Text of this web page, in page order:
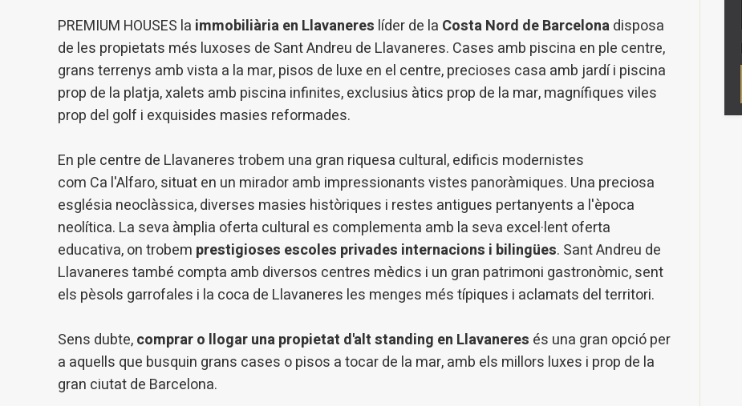
PREMIUM HOUSES la immobiliària en Llavaneres líder de la Costa Nord de Barcelonadisposa
de les propietats més luxoses de Sant Andreu de Llavaneres. Cases amb piscina en ple centre,
grans terrenys amb vista a la mar, pisos de luxe en el centre, precioses casa amb jardí i piscina
prop de la platja, xalets amb piscina infinites, exclusius àtics prop de la mar, magnífiques viles
prop del golf i exquisides masies reformades.
En ple centre de Llavaneres trobem una gran riquesa cultural, edificis modernistes
com Ca l'Alfaro, situat en un mirador amb impressionants vistes panoràmiques. Una preciosa
església neoclàssica, diverses masies històriques i restes antigues pertanyents a l'època
neolítica. La seva àmplia oferta cultural es complementa amb la seva excel·lent oferta
educativa, on trobem prestigioses escoles privades internacions i bilingües. Sant Andreu de
Llavaneres també compta amb diversos centres mèdics i un gran patrimoni gastronòmic, sent
els pèsols garrofales i la coca de Llavaneres les menges més típiques i aclamats del territori.
Sens dubte,comprar o llogar una propietat d'alt standing en Llavaneres és una gran opció per
a aquells que busquin grans cases o pisos a tocar de la mar, amb els millors luxes i prop de la
gran ciutat de Barcelona.
Marketing i publicitat
Aquestes cookies són utilitzades per emmagatzemar informació sobre les
preferències i les eleccions personals de l'usuari a través de l'observació continuada
dels seus hàbits de navegació. Gràcies a elles, podem conèixer els hàbits de
navegació al lloc web i mostrar publicitat relacionada amb el perfil de navegació de
Guardar configuració